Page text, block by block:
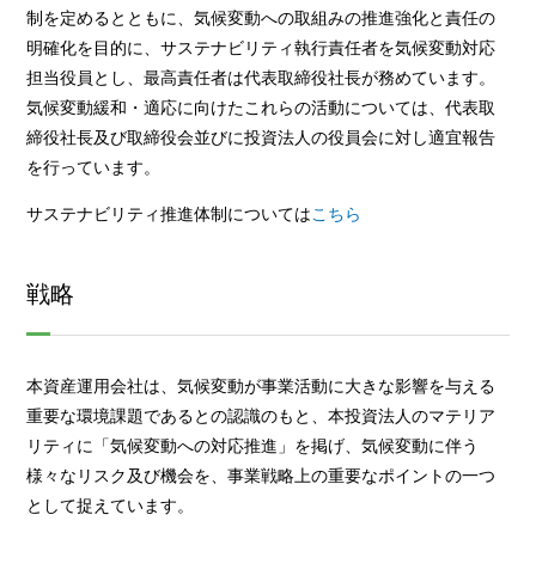
制を定めるとともに、気候変動への取組みの推進強化と責任の
明確化を目的に、サステナビリティ執行責任者を気候変動対応
担当役員とし、最高責任者は代表取締役社長が務めています。
気候変動緩和・適応に向けたこれらの活動については、代表取
締役社長及び取締役会並びに投資法人の役員会に対し適宜報告
を行っています。
サステナビリティ推進体制についてはこちら
戦略
本資産運用会社は、気候変動が事業活動に大きな影響を与える
重要な環境課題であるとの認識のもと、本投資法人のマテリア
リティに「気候変動への対応推進」を掲げ、気候変動に伴う
様々なリスク及び機会を、事業戦略上の重要なポイントの一つ
として捉えています。